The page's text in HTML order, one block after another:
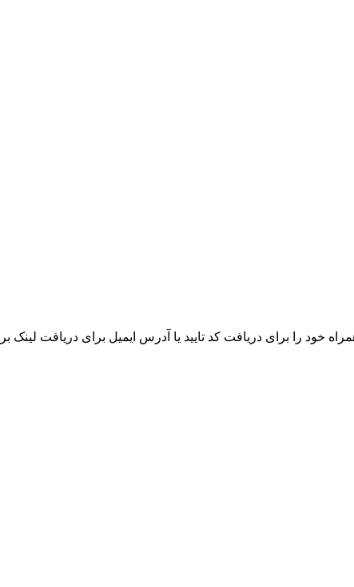
خود را برای دریافت کد تایید یا آدرس ایمیل برای دریافت لینک